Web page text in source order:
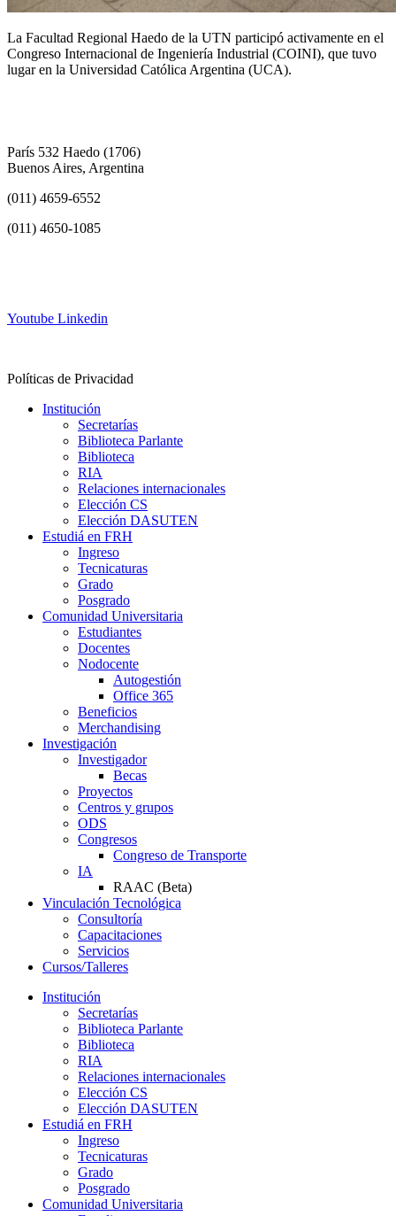
La Facultad Regional Haedo de la UTN participó activamente en el
Congreso Internacional de Ingeniería Industrial (COINI), que tuvo
lugar en la Universidad Católica Argentina (UCA).
París 532 Haedo (1706)
Buenos Aires, Argentina
(011) 4659-6552
(011) 4650-1085
Youtube Linkedin
Políticas de Privacidad
Institución
Secretarías
Biblioteca Parlante
Biblioteca
RIA
Relaciones internacionales
Elección CS
Elección DASUTEN
Estudiá en FRH
Ingreso
Tecnicaturas
Grado
Posgrado
Comunidad Universitaria
Estudiantes
Docentes
Nodocente
Autogestión
Office 365
Beneficios
Merchandising
Investigación
Investigador
Becas
Proyectos
Centros y grupos
ODS
Congresos
Congreso de Transporte
IA
RAAC (Beta)
Vinculación Tecnológica
Consultoría
Capacitaciones
Servicios
Cursos/Talleres
Institución
Secretarías
Biblioteca Parlante
Biblioteca
RIA
Relaciones internacionales
Elección CS
Elección DASUTEN
Estudiá en FRH
Ingreso
Tecnicaturas
Grado
Posgrado
Comunidad Universitaria